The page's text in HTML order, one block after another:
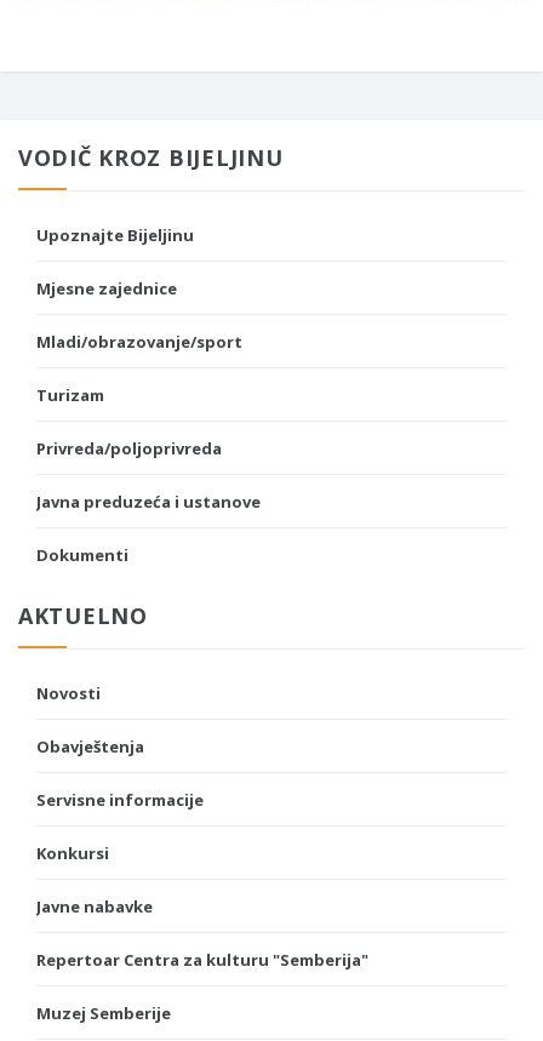
VODIČ KROZ BIJELJINU
Upoznajte Bijeljinu
Mjesne zajednice
Mladi/obrazovanje/sport
Turizam
Privreda/poljoprivreda
Javna preduzeća i ustanove
Dokumenti
AKTUELNO
Novosti
Obavještenja
Servisne informacije
Konkursi
Javne nabavke
Repertoar Centra za kulturu "Semberija"
Muzej Semberije